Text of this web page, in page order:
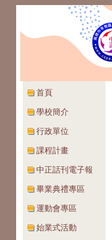
:::
首頁
學校簡介
行政單位
課程計畫
中正話刊電子報
畢業典禮專區
運動會專區
始業式活動